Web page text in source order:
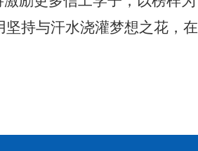
持与汗水浇灌梦想之花，在